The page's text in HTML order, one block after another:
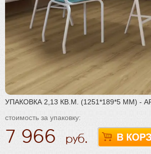
УПАКОВКА 2,13 КВ.М. (1251*189*5 ММ) -
стоимость за упаковку:
7 966